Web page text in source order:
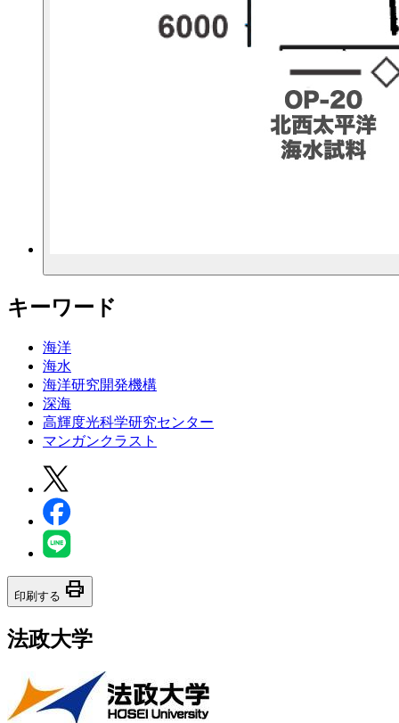
キーワード
海洋
海水
海洋研究開発機構
深海
高輝度光科学研究センター
マンガンクラスト
印刷する print
法政大学